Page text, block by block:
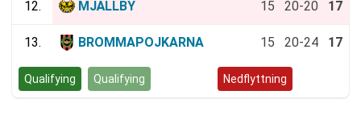
12. MJÄLLBY 15 20-20 17
13. BROMMAPOJKARNA 15 20-24 17
Qualifying Qualifying Nedflyttning